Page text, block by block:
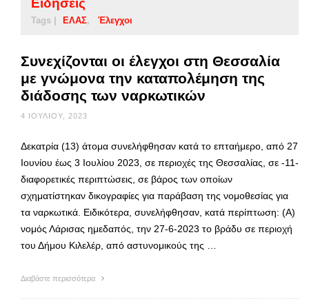
Tags | ΕΛΑΣ Έλεγχοι
Συνεχίζονται οι έλεγχοι στη Θεσσαλία
με γνώμονα την καταπολέμηση της
διάδοσης των ναρκωτικών
4 ΙΟΥΛΊΟΥ, 2023
Δεκατρία (13) άτομα συνελήφθησαν κατά το επταήμερο, από 27
Ιουνίου έως 3 Ιουλίου 2023, σε περιοχές της Θεσσαλίας, σε -11-
διαφορετικές περιπτώσεις, σε βάρος των οποίων
σχηματίστηκαν δικογραφίες για παράβαση της νομοθεσίας για
τα ναρκωτικά. Ειδικότερα, συνελήφθησαν, κατά περίπτωση: (Α)
νομός Λάρισας ημεδαπός, την 27-6-2023 το βράδυ σε περιοχή
του Δήμου Κιλελέρ, από αστυνομικούς της …
Διαβάστε περισσότερα